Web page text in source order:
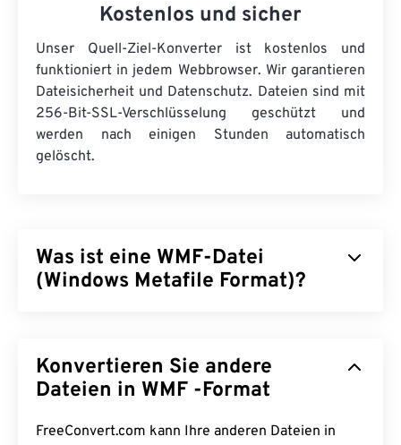
Kostenlos und sicher
Unser Quell-Ziel-Konverter ist kostenlos und
funktioniert in jedem Webbrowser. Wir garantieren
Dateisicherheit und Datenschutz. Dateien sind mit
256-Bit-SSL-Verschlüsselung geschützt und
werden nach einigen Stunden automatisch
gelöscht.
Was ist eine WMF-Datei
(Windows Metafile Format)?
Vektor- und Bitmap-Bilder speichern kann.
Microsoft hat WMF für den Austausch von
entwickelt. WMF ist der 16-Bit-Vorläufer des 32-
Konvertieren Sie andere
Dateien in WMF -Format
FreeConvert.com kann Ihre anderen Dateien in